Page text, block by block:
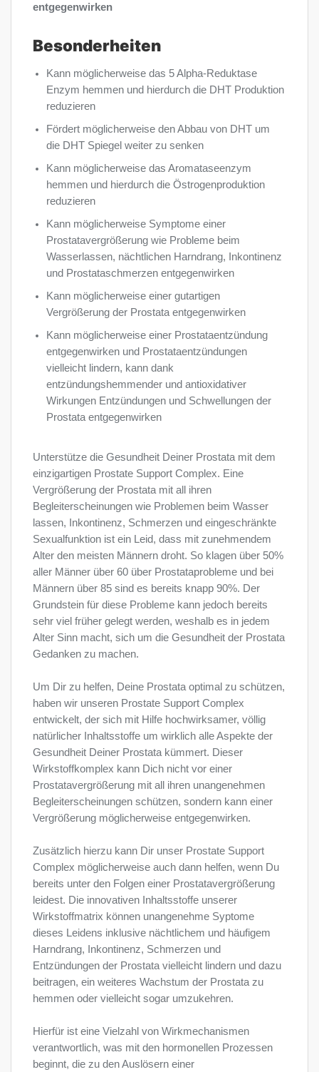
entgegenwirken
Besonderheiten
Kann möglicherweise das 5 Alpha-Reduktase
Enzym hemmen und hierdurch die DHT Produktion
reduzieren
Fördert möglicherweise den Abbau von DHT um
die DHT Spiegel weiter zu senken
Kann möglicherweise das Aromataseenzym
hemmen und hierdurch die Östrogenproduktion
reduzieren
Kann möglicherweise Symptome einer
Prostatavergrößerung wie Probleme beim
Wasserlassen, nächtlichen Harndrang, Inkontinenz
und Prostataschmerzen entgegenwirken
Kann möglicherweise einer gutartigen
Vergrößerung der Prostata entgegenwirken
Kann möglicherweise einer Prostataentzündung
entgegenwirken und Prostataentzündungen
vielleicht lindern, kann dank
entzündungshemmender und antioxidativer
Wirkungen Entzündungen und Schwellungen der
Prostata entgegenwirken
Unterstütze die Gesundheit Deiner Prostata mit dem
einzigartigen Prostate Support Complex. Eine
Vergrößerung der Prostata mit all ihren
Begleiterscheinungen wie Problemen beim Wasser
lassen, Inkontinenz, Schmerzen und eingeschränkte
Sexualfunktion ist ein Leid, dass mit zunehmendem
Alter den meisten Männern droht. So klagen über 50%
aller Männer über 60 über Prostataprobleme und bei
Männern über 85 sind es bereits knapp 90%. Der
Grundstein für diese Probleme kann jedoch bereits
sehr viel früher gelegt werden, weshalb es in jedem
Alter Sinn macht, sich um die Gesundheit der Prostata
Gedanken zu machen.
Um Dir zu helfen, Deine Prostata optimal zu schützen,
haben wir unseren Prostate Support Complex
entwickelt, der sich mit Hilfe hochwirksamer, völlig
natürlicher Inhaltsstoffe um wirklich alle Aspekte der
Gesundheit Deiner Prostata kümmert. Dieser
Wirkstoffkomplex kann Dich nicht vor einer
Prostatavergrößerung mit all ihren unangenehmen
Begleiterscheinungen schützen, sondern kann einer
Vergrößerung möglicherweise entgegenwirken.
Zusätzlich hierzu kann Dir unser Prostate Support
Complex möglicherweise auch dann helfen, wenn Du
bereits unter den Folgen einer Prostatavergrößerung
leidest. Die innovativen Inhaltsstoffe unserer
Wirkstoffmatrix können unangenehme Syptome
dieses Leidens inklusive nächtlichem und häufigem
Harndrang, Inkontinenz, Schmerzen und
Entzündungen der Prostata vielleicht lindern und dazu
beitragen, ein weiteres Wachstum der Prostata zu
hemmen oder vielleicht sogar umzukehren.
Hierfür ist eine Vielzahl von Wirkmechanismen
verantwortlich, was mit den hormonellen Prozessen
beginnt, die zu den Auslösern einer